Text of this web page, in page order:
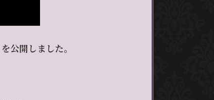
公開しました。